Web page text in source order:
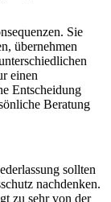
Sie
übernehmen
einen
Entscheidung
Beratung
sollten
nachdenken.
zu sehr von der